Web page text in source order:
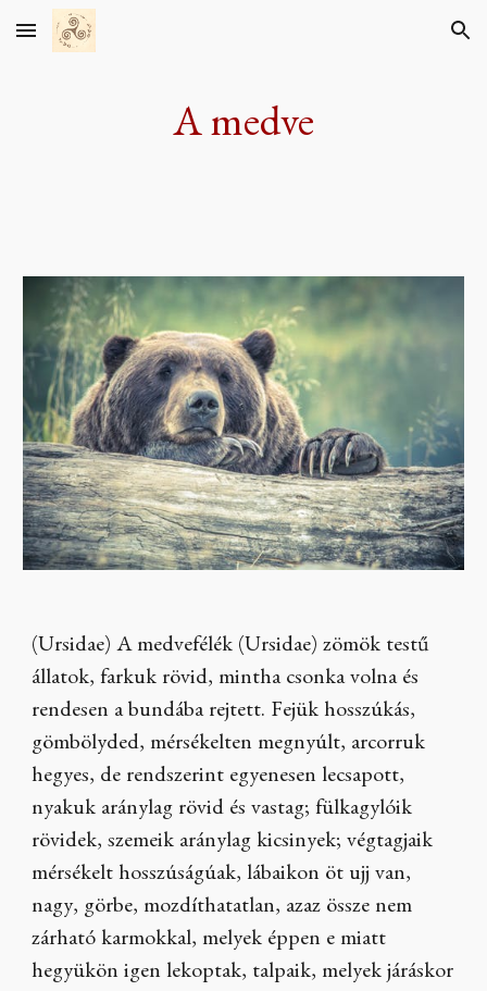
Skip to main content Skip to navigation
A medve
(Ursidae) A medvefélék (Ursidae) zömök testű
állatok, farkuk rövid, mintha csonka volna és
rendesen a bundába rejtett. Fejük hosszúkás,
gömbölyded, mérsékelten megnyúlt, arcorruk
hegyes, de rendszerint egyenesen lecsapott,
nyakuk aránylag rövid és vastag; fülkagylóik
rövidek, szemeik aránylag kicsinyek; végtagjaik
mérsékelt hosszúságúak, lábaikon öt ujj van,
nagy, görbe, mozdíthatatlan, azaz össze nem
zárható karmokkal, melyek éppen e miatt
hegyükön igen lekoptak, talpaik, melyek járáskor